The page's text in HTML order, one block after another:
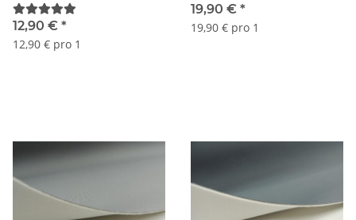
12,90 € *
12,90 € pro 1
19,90 € *
19,90 € pro 1